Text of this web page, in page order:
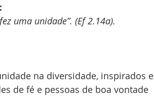
uma unidade”. (Ef 2.14a).
na diversidade, inspirados e
de fé e pessoas de boa vontade